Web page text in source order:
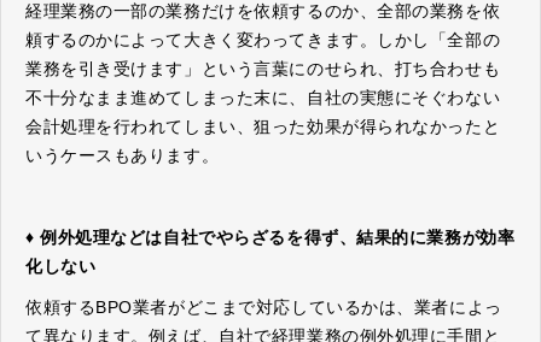
経理業務の一部の業務だけを依頼するのか、全部の業務を依
頼するのかによって大きく変わってきます。しかし「全部の
業務を引き受けます」という言葉にのせられ、打ち合わせも
不十分なまま進めてしまった末に、自社の実態にそぐわない
会計処理を行われてしまい、狙った効果が得られなかったと
いうケースもあります。
♦ 例外処理などは自社でやらざるを得ず、結果的に業務が効率
化しない
依頼するBPO業者がどこまで対応しているかは、業者によっ
て異なります。例えば、自社で経理業務の例外処理に手間と